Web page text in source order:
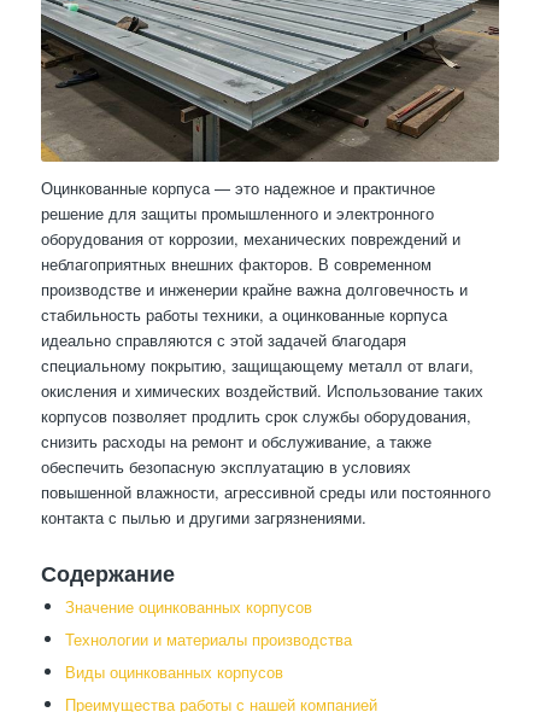
Оцинкованные корпуса — это надежное и практичное
решение для защиты промышленного и электронного
оборудования от коррозии, механических повреждений и
неблагоприятных внешних факторов. В современном
производстве и инженерии крайне важна долговечность и
стабильность работы техники, а оцинкованные корпуса
идеально справляются с этой задачей благодаря
специальному покрытию, защищающему металл от влаги,
окисления и химических воздействий. Использование таких
корпусов позволяет продлить срок службы оборудования,
снизить расходы на ремонт и обслуживание, а также
обеспечить безопасную эксплуатацию в условиях
повышенной влажности, агрессивной среды или постоянного
контакта с пылью и другими загрязнениями.
Содержание
Значение оцинкованных корпусов
Технологии и материалы производства
Виды оцинкованных корпусов
Преимущества работы с нашей компанией